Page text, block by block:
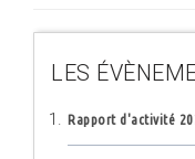
LES
Rapport d'activité